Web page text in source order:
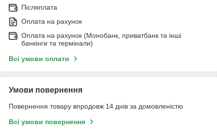
Післяплата
Оплата на рахунок
Оплата на рахунок (Монобанк, приватбанк та інші
банкінги та термінали)
Всі умови оплати
Умови повернення
Повернення товару впродовж 14 днів за домовленістю
Всі умови повернення